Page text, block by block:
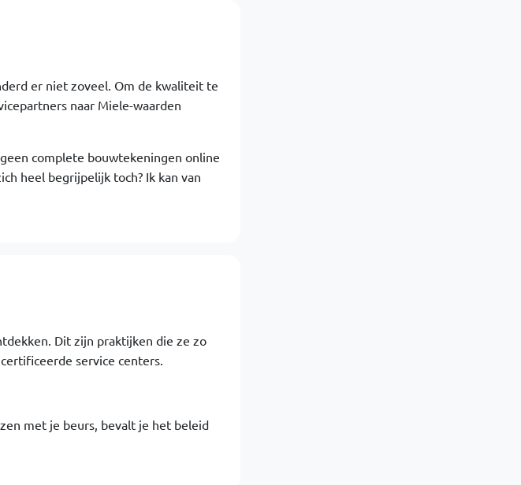
er niet zoveel. Om de kwaliteit te
naar Miele-waarden
complete bouwtekeningen online
heel begrijpelijk toch? Ik kan van
Dit zijn praktijken die ze zo
service centers.
met je beurs, bevalt je het beleid